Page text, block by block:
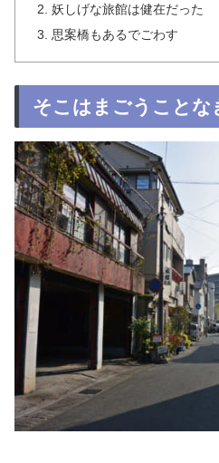
妖しげな旅館は健在だった
思案橋もあるでごわす
そこはまごうことな